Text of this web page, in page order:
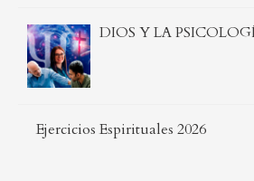
DIOS Y LA
Ejercicios Espirituales 2026